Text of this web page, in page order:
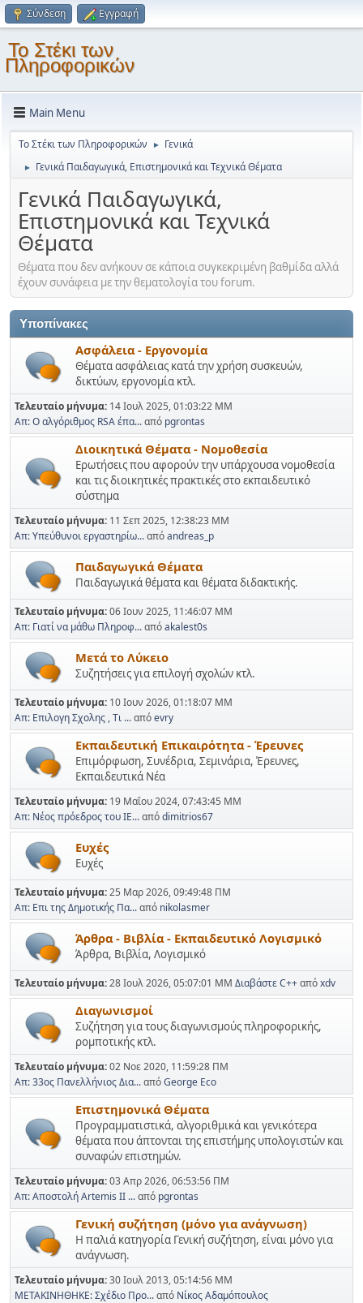
Σύνδεση Εγγραφή
Το Στέκι των
Πληροφορικών
Main Menu
Το Στέκι των Πληροφορικών ► Γενικά
► Γενικά Παιδαγωγικά, Επιστημονικά και Τεχνικά Θέματα
Γενικά Παιδαγωγικά,
Επιστημονικά και Τεχνικά
Θέματα
Θέματα που δεν ανήκουν σε κάποια συγκεκριμένη βαθμίδα αλλά
έχουν συνάφεια με την θεματολογία του forum.
Υποπίνακες
Ασφάλεια - Εργονομία
Θέματα ασφάλειας κατά την χρήση συσκευών,
δικτύων, εργονομία κτλ.
Τελευταίο μήνυμα: 14 Ιουλ 2025, 01:03:22 ΜΜ
Απ: Ο αλγόριθμος RSA έπα...από pgrontas
Διοικητικά Θέματα - Νομοθεσία
Ερωτήσεις που αφορούν την υπάρχουσα νομοθεσία
και τις διοικητικές πρακτικές στο εκπαιδευτικό
σύστημα
Τελευταίο μήνυμα: 11 Σεπ 2025, 12:38:23 ΜΜ
Απ: Υπεύθυνοι εργαστηρίω...απόandreas_p
Παιδαγωγικά Θέματα
Παιδαγωγικά θέματα και θέματα διδακτικής.
Τελευταίο μήνυμα:06 Ιουν 2025, 11:46:07 ΜΜ
Απ: Γιατί να μάθω Πληροφ...απόakalest0s
Μετά το Λύκειο
Συζητήσεις για επιλογή σχολών κτλ.
Τελευταίο μήνυμα: 10 Ιουν 2026, 01:18:07 ΜΜ
Απ: Επιλογη Σχολης , Τι ...απόevry
Εκπαιδευτική Επικαιρότητα - Έρευνες
Επιμόρφωση, Συνέδρια, Σεμινάρια, Έρευνες,
Εκπαιδευτικά Νέα
Τελευταίο μήνυμα: 19 Μαΐου 2024, 07:43:45 ΜΜ
Απ: Νέος πρόεδρος του ΙΕ...απόdimitrios67
Ευχές
Ευχές
Τελευταίο μήνυμα:25 Μαρ 2026, 09:49:48 ΠΜ
Απ: Επι της Δημοτικής Πα...από nikolasmer
Άρθρα - Βιβλία - Εκπαιδευτικό Λογισμικό
Άρθρα, Βιβλία, Λογισμικό
Τελευταίο μήνυμα:28 Ιουλ 2026, 05:07:01 ΜΜ Διαβάστε C++απόxdv
Διαγωνισμοί
Συζήτηση για τους διαγωνισμούς πληροφορικής,
ρομποτικής κτλ.
Τελευταίο μήνυμα:02 Νοε 2020, 11:59:28 ΠΜ
Απ: 33ος Πανελλήνιος Δια...απόGeorge Eco
Επιστημονικά Θέματα
Προγραμματιστικά, αλγοριθμικά και γενικότερα
θέματα που άπτονται της επιστήμης υπολογιστών και
συναφών επιστημών.
Τελευταίο μήνυμα:03 Απρ 2026, 06:53:56 ΠΜ
Απ: Αποστολή Artemis II ...από pgrontas
Γενική συζήτηση (μόνο για ανάγνωση)
Η παλιά κατηγορία Γενική συζήτηση, είναι μόνο για
ανάγνωση.
Τελευταίο μήνυμα:30 Ιουλ 2013, 05:14:56 ΜΜ
ΜΕΤΑΚΙΝΗΘΗΚΕ: Σχέδιο Προ...από Νίκος Αδαμόπουλος